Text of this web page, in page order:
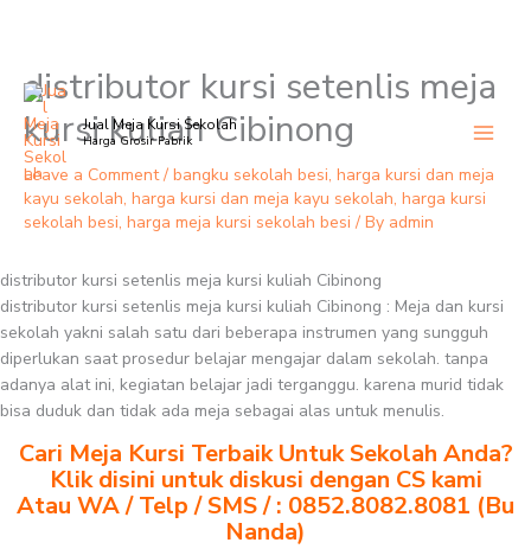
Skip
content
Jual Meja Kursi Sekolah
Harga Grosir Pabrik
distributor kursi setenlis meja
kursi kuliah Cibinong
Leave a Comment / bangku sekolah besi, harga kursi dan meja
kayu sekolah, harga kursi dan meja kayu sekolah, harga kursi
sekolah besi, harga meja kursi sekolah besi / By admin
distributor kursi setenlis meja kursi kuliah Cibinong
distributor kursi setenlis meja kursi kuliah Cibinong : Meja dan kursi
sekolah yakni salah satu dari beberapa instrumen yang sungguh
diperlukan saat prosedur belajar mengajar dalam sekolah. tanpa
adanya alat ini, kegiatan belajar jadi terganggu. karena murid tidak
bisa duduk dan tidak ada meja sebagai alas untuk menulis.
Cari Meja Kursi Terbaik Untuk Sekolah Anda?
Klik disini untuk diskusi dengan CS kami
Atau WA / Telp / SMS / : 0852.8082.8081 (Bu
Nanda)